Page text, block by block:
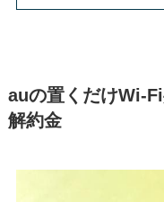
auの置くだけWi-
解約金